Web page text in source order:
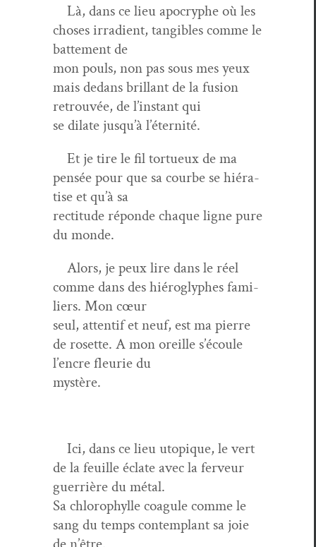
Là, dans ce lieu apoc­ryphe où les
choses irra­di­ent, tan­gi­bles comme le
bat­te­ment de
mon pouls, non pas sous mes yeux
mais dedans bril­lant de la fusion
retrou­vée, de l’in­stant qui
se dilate jusqu’à l’éternité.
Et je tire le fil tortueux de ma
pen­sée pour que sa courbe se hiéra­
tise et qu’à sa
rec­ti­tude réponde chaque ligne pure
du monde.
Alors, je peux lire dans le réel
comme dans des hiéro­glyphes fam­i­
liers. Mon cœur
seul, atten­tif et neuf, est ma pierre
de rosette. A mon oreille s’é­coule
l’en­cre fleurie du
mystère.
Ici, dans ce lieu utopique, le vert
de la feuille éclate avec la fer­veur
guer­rière du métal.
Sa chloro­phylle coag­ule comme le
sang du temps con­tem­plant sa joie